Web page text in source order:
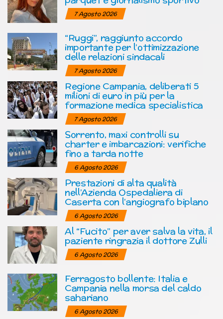
7 Agosto 2026
“Ruggi”, raggiunto accordo
importante per l’ottimizzazione
delle relazioni sindacali
7 Agosto 2026
Regione Campania, deliberati 5
milioni di euro in più per la
formazione medica specialistica
7 Agosto 2026
Sorrento, maxi controlli su
charter e imbarcazioni: verifiche
fino a tarda notte
6 Agosto 2026
Prestazioni di alta qualità
nell’Azienda Ospedaliera di
Caserta con l’angiografo biplano
6 Agosto 2026
Al “Fucito” per aver salva la vita, il
paziente ringrazia il dottore Zulli
6 Agosto 2026
Ferragosto bollente: Italia e
Campania nella morsa del caldo
sahariano
6 Agosto 2026